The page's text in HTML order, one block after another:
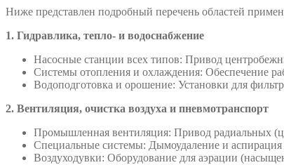
Ниже представлен подробный перечень областей
1. Гидравлика, тепло- и водоснабжение
Насосные станции всех типов: Привод
Системы отопления и охлаждения: Обеспечение
Водоподготовка и орошение: Установки для
2. Вентиляция, очистка воздуха и пневмотранспорт
Промышленная вентиляция: Привод радиальных
Специальные системы: Дымоудаление и
Воздуходувки: Оборудование для аэрации